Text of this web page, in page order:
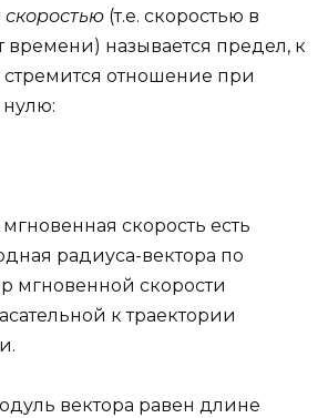
(т.е. скоростью в
называется предел, к
стремится отношение при
скорость есть
радиуса-вектора по
мгновенной скорости
к траектории
вектора равен длине